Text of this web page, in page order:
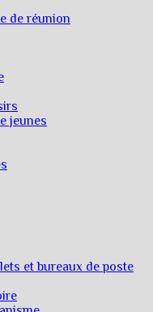
de réunion
jeunes
et bureaux de poste